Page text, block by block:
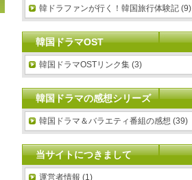
韓ドラファンが行く！韓国旅行体験記 (9)
韓国ドラマOST
韓国ドラマOSTリンク集 (3)
韓国ドラマの感想シリーズ
韓国ドラマ＆バラエティ番組の感想 (39)
当サイトにつきまして
運営者情報 (1)